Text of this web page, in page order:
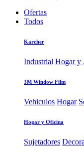
Ofertas
Todos
Karcher
Industrial Hogar y
3M Window Film
Vehiculos Hogar
Hogar y Oficina
Sujetadores